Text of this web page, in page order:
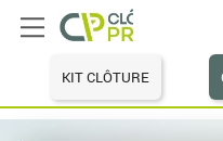
KIT CLÔTURE